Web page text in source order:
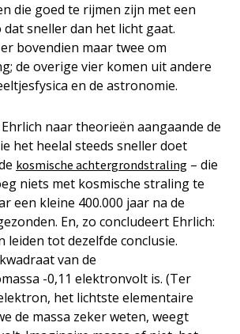
die goed te rijmen zijn met een
sneller dan het licht gaat.
bovendien maar twee om
de overige vier komen uit andere
en de astronomie.
naar theorieën aangaande de
het heelal steeds sneller doet
kosmische achtergrondstraling – die
niets met kosmische straling te
een kleine 400.000 jaar na de
En, zo concludeert Ehrlich:
leiden tot dezelfde conclusie.
van de
-0,11 elektronvolt is. (Ter
het lichtste elementaire
de massa zeker weten, weegt